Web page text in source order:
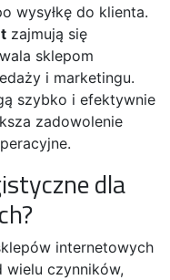
wysyłkę do klienta.
zajmują się
sklepom
i marketingu.
szybko i efektywnie
zadowolenie
dla
internetowych
wielu czynników,